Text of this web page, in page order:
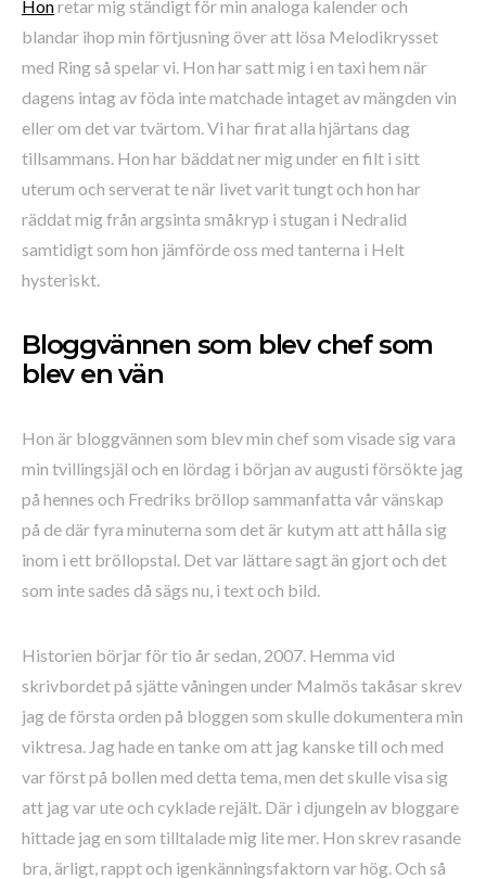
Honretar mig ständigt för min analoga kalender och
blandar ihop min förtjusning över att lösa Melodikrysset
med Ring så spelar vi. Hon har satt mig i en taxi hem när
dagens intag av föda inte matchade intaget av mängden vin
eller om det var tvärtom. Vi har firat alla hjärtans dag
tillsammans. Hon har bäddat ner mig under en filt i sitt
uterum och serverat te när livet varit tungt och hon har
räddat mig från argsinta småkryp i stugan i Nedralid
samtidigt som hon jämförde oss med tanterna i Helt
hysteriskt.
Bloggvännen som blev chef som
blev en vän
Hon är bloggvännen som blev min chef som visade sig vara
min tvillingsjäl och en lördag i början av augusti försökte jag
på hennes och Fredriks bröllop sammanfatta vår vänskap
på de där fyra minuterna som det är kutym att att hålla sig
inom i ett bröllopstal. Det var lättare sagt än gjort och det
som inte sades då sägs nu, i text och bild.
Historien börjar för tio år sedan, 2007. Hemma vid
skrivbordet på sjätte våningen under Malmös takåsar skrev
jag de första orden på bloggen som skulle dokumentera min
viktresa. Jag hade en tanke om att jag kanske till och med
var först på bollen med detta tema, men det skulle visa sig
att jag var ute och cyklade rejält. Där i djungeln av bloggare
hittade jag en som tilltalade mig lite mer. Hon skrev rasande
bra, ärligt, rappt och igenkänningsfaktorn var hög. Och så